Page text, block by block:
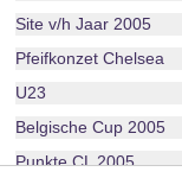
Site v/h Jaar 2005
Pfeifkonzet Chelsea
U23
Belgische Cup 2005
Punkte CL 2005